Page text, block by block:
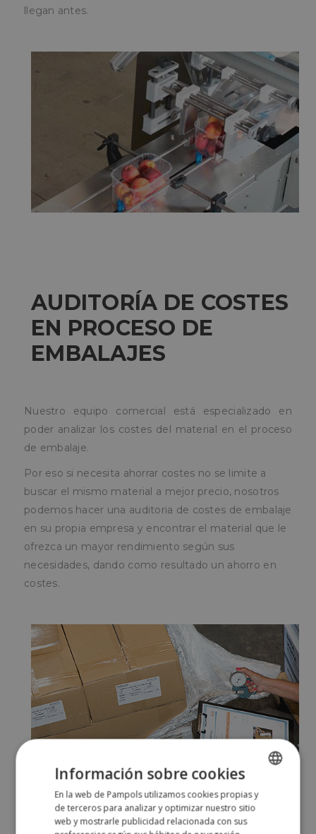
llegan antes.
AUDITORÍA DE COSTES
EN PROCESO DE
EMBALAJES
Nuestro equipo comercial está especializado en
poder analizar los costes del material en el proceso
de embalaje.
Por eso si necesita ahorrar costes no se limite a
buscar el mismo material a mejor precio, nosotros
podemos hacer una auditoria de costes de embalaje
en su propia empresa y encontrar el material que le
ofrezca un mayor rendimiento según sus
necesidades, dando como resultado un ahorro en
costes.
SPANISH
ENGLISH
Información sobre cookies
En la web de Pampols utilizamos cookies propias y
de terceros para analizar y optimizar nuestro sitio
web y mostrarle publicidad relacionada con sus